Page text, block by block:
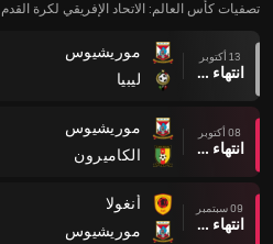
تصفيات كأس العالم: الاتحاد الإفريقي لكرة القدم
13 أكتوبر
انتهاء وقت المباراة
موريشيوس
ليبيا
08 أكتوبر
انتهاء وقت المباراة
موريشيوس
الكاميرون
09 سبتمبر
انتهاء وقت المباراة
أنغولا
موريشيوس